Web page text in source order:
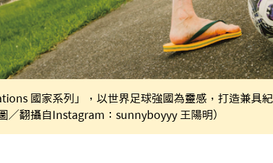
國家系列」，以世界足球強國為靈感，打造兼具
／翻攝自Instagram：sunnyboyyy 王陽明）